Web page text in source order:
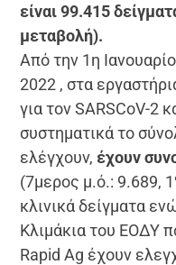
είναι 99.415
μεταβολή).
Από την 1η
2022 , στα
για τον SARSCoV-2
συστηματικά το
ελέγχουν, έχουν
(7μερος μ.ό.: 9.689,
κλινικά δείγματα
Κλιμάκια του ΕΟΔΥ
Rapid Ag έχουν